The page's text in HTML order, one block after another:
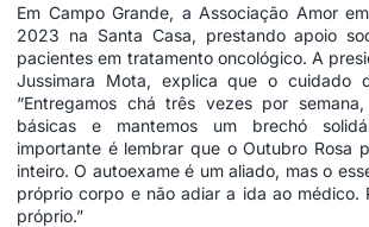
Em Campo Grande, a Associação Amor
2023 na Santa Casa, prestando apoio
pacientes em tratamento oncológico. A
Jussimara Mota, explica que o cuidado
“Entregamos chá três vezes por
básicas e mantemos um brechó
importante é lembrar que o Outubro Rosa
inteiro. O autoexame é um aliado, mas o
próprio corpo e não adiar a ida ao médico.
próprio.”